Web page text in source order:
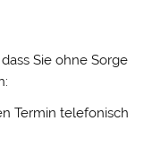
Sie ohne Sorge
Termin telefonisch